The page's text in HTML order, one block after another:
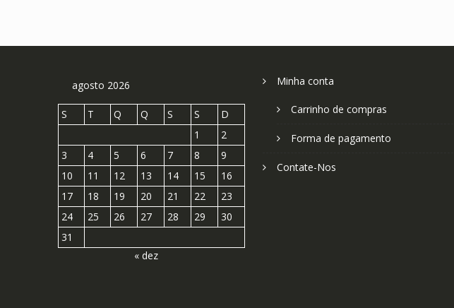
agosto 2026
S T Q Q S S
D
1
2
3
4 5 6 7 8
9
10
11 12 13 14 15
16
17
18 19 20 21 22
23
24
25 26 27 28 29
30
31
« dez
Minha conta
Carrinho de compras
Forma de pagamento
Contate-Nos